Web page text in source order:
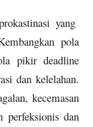
yang
pola
pikir deadline
dan kelelahan.
kecemasan
perfeksionis dan